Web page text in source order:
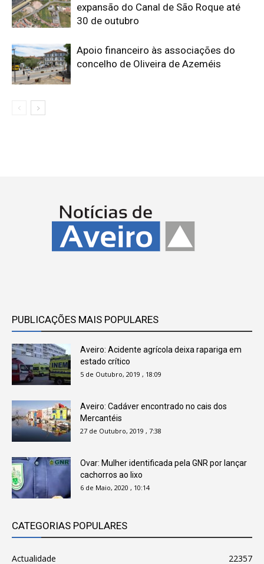
expansão do Canal de São Roque até
30 de outubro
Apoio financeiro às associações do
concelho de Oliveira de Azeméis
PUBLICAÇÕES MAIS POPULARES
Aveiro: Acidente agrícola deixa rapariga em
estado crítico
5 de Outubro, 2019 , 18:09
Aveiro: Cadáver encontrado no cais dos
Mercantéis
27 de Outubro, 2019 , 7:38
Ovar: Mulher identificada pela GNR por lançar
cachorros ao lixo
6 de Maio, 2020 , 10:14
CATEGORIAS POPULARES
Actualidade 22357